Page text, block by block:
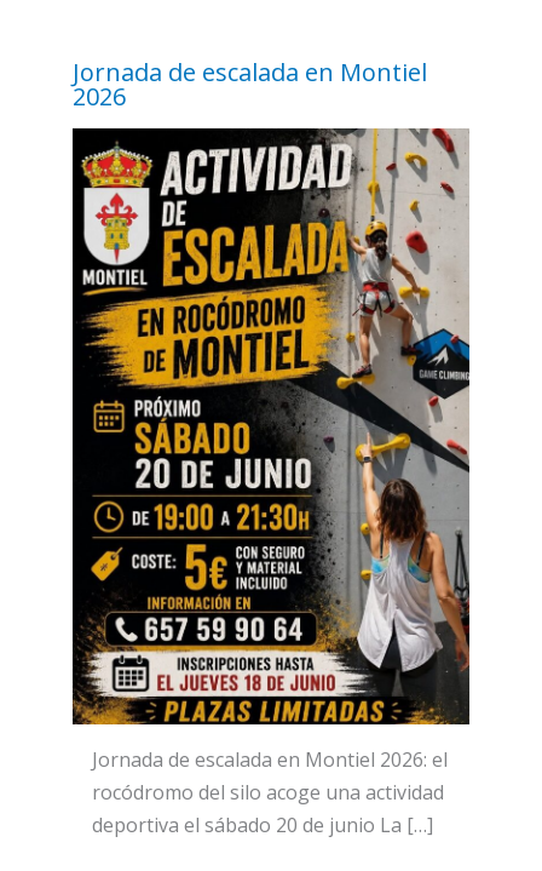
Jornada de escalada en Montiel
2026
Jornada de escalada en Montiel 2026: el
rocódromo del silo acoge una actividad
deportiva el sábado 20 de junio La […]